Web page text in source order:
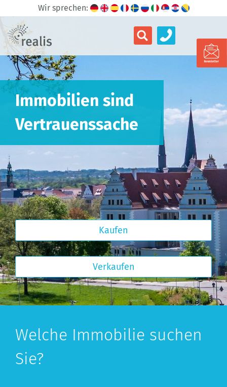
Wir sprechen:
Immobilien sind
Vertrauenssache
Kaufen
Verkaufen
Welche Immobilie suchen
Sie?